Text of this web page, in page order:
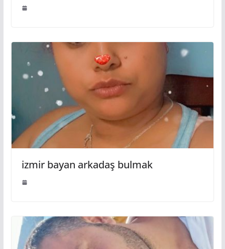
izmir bayan arkadaş bulmak